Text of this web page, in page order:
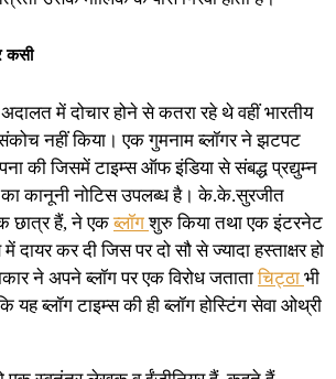
कसी
में दोचार होने से कतरा रहे थे वहीं भारतीय
नहीं किया। एक गुमनाम ब्लॉगर ने झटपट
की जिसमें टाइम्स ऑफ इंडिया से संबद्ध प्रद्युम्न
कानूनी नोटिस उपलब्ध है। के.के.सुरजीत
छात्र हैं, ने एकब्लॉगशुरु किया तथा एक इंटरनेट
में दायर कर दी जिस पर दो सौ से ज्यादा हस्ताक्षर हो
ने अपने ब्लॉग पर एक विरोध जताताचिट्ठा भी
यह ब्लॉग टाइम्स की ही ब्लॉग होस्टिंग सेवा ओथ्री